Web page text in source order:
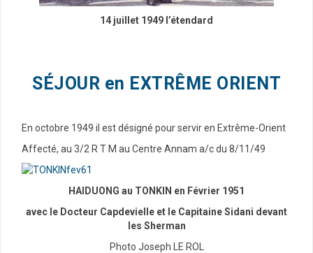
14 juillet 1949 l’étendard
SÉJOUR en EXTRÊME ORIENT
En octobre 1949 il est désigné pour servir en Extrême-Orient
Affecté, au 3/2 R T M au Centre Annam a/c du 8/11/49
HAIDUONG au TONKIN en Février 1951
avec le Docteur Capdevielle et le Capitaine Sidani devant
les Sherman
Photo Joseph LE ROL